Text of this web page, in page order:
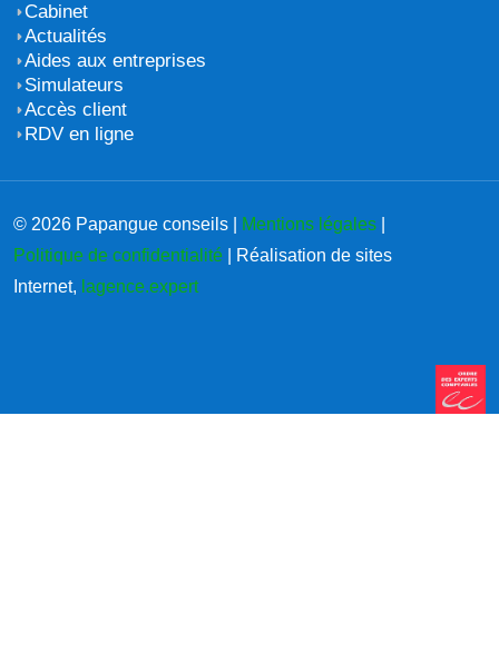
Cabinet
Actualités
Aides aux entreprises
Simulateurs
Accès client
RDV en ligne
© 2026 Papangue conseils | Mentions légales
Politique de confidentialité | Réalisation de sites
Internet, lagence.expert